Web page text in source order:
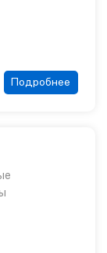
Подробнее